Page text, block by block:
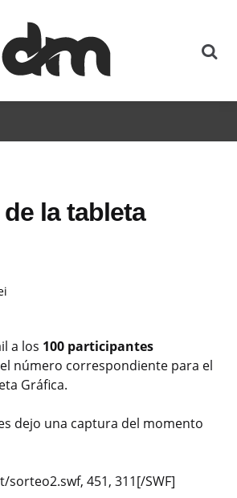
la tableta
a los 100 participantes
número correspondiente para el
Gráfica.
dejo una captura del momento
sorteo2.swf, 451, 311[/SWF]